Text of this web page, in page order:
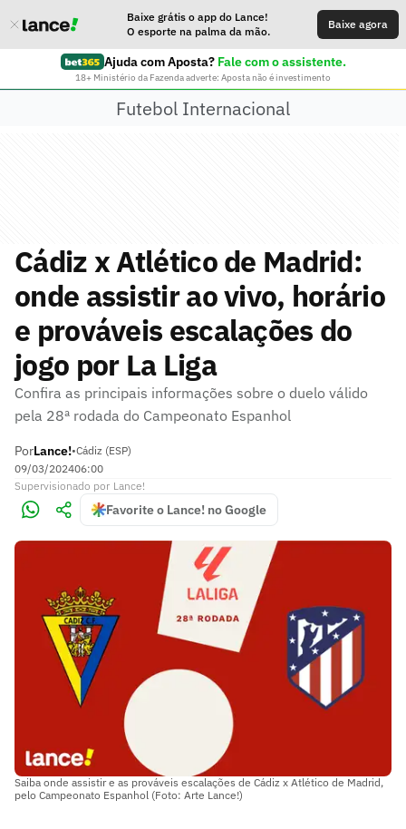
Baixe grátis o app do Lance!
O esporte na palma da mão.
Baixe agora
Ajuda com Aposta? Fale com o assistente.
18+ Ministério da Fazenda adverte: Aposta não é investimento
Futebol Internacional
Cádiz x Atlético de Madrid:
onde assistir ao vivo, horário
e prováveis escalações do
jogo por La Liga
Confira as principais informações sobre o duelo válido
pela 28ª rodada do Campeonato Espanhol
PorLance!•Cádiz (ESP)
09/03/202406:00
Supervisionado por Lance!
Favorite o Lance! no Google
Saiba onde assistir e as prováveis escalações de Cádiz x Atlético de Madrid,
pelo Campeonato Espanhol (Foto: Arte Lance!)